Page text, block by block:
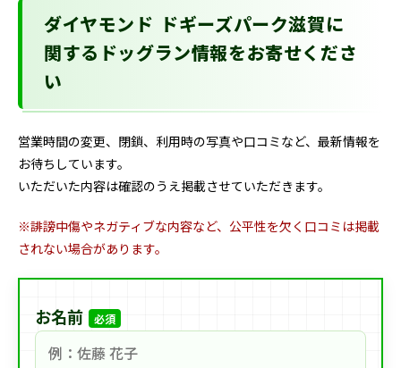
ダイヤモンド ドギーズパーク滋賀に
関するドッグラン情報をお寄せくださ
い
営業時間の変更、閉鎖、利用時の写真や口コミなど、最新情報を
お待ちしています。
いただいた内容は確認のうえ掲載させていただきます。
※誹謗中傷やネガティブな内容など、公平性を欠く口コミは掲載
されない場合があります。
お名前 必須